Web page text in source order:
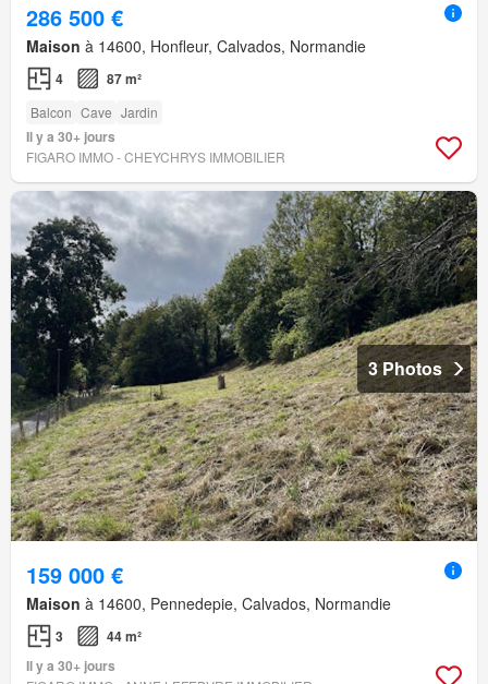
286 500 €
Maison à 14600, Honfleur, Calvados, Normandie
4 87 m²
Balcon Cave Jardin
Il y a 30+ jours
FIGARO IMMO - CHEYCHRYS IMMOBILIER
3 Photos
159 000 €
Maison à 14600, Pennedepie, Calvados, Normandie
3
44 m²
Il y a 30+ jours